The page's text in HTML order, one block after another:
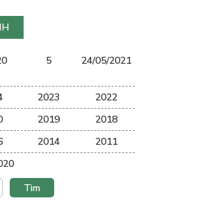
5 24/05/2021
2023
2022
2019
2018
2014
2011